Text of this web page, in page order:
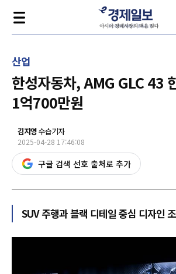
산업
한성자동차, AMG GLC 43
1억700만원
김지영수습기자
2025-04-28 17:46:08
구글 검색 선호 출처로 추가
SUV 주행과 블랙 디테일 중심 디자인